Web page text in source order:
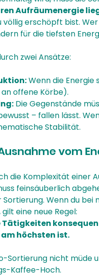
Aufräumenergie
völlig erschöpft bist.
für die tiefsten
zwei Ansätze:
Wenn die
offene Körbe).
Die Gegenstände
– fallen lässt.
Stabilität.
vom
die Komplexität einer
feinsäuberlich
Wenn du
eine neue Regel:
Tätigkeiten
höchsten ist.
Sortierung nicht müde
Kaffee-Hoch.